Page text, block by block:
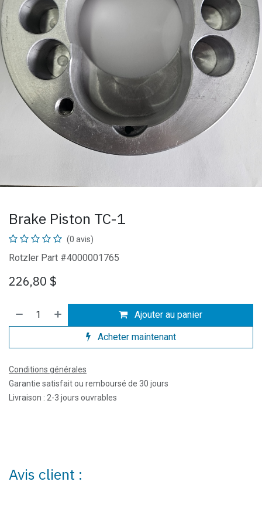
Brake Piston TC-1
(0 avis)
Rotzler Part #4000001765
226,80 $
Ajouter au panier
Acheter maintenant
Conditions générales
Garantie satisfait ou remboursé de 30 jours
Livraison : 2-3 jours ouvrables
Avis client :